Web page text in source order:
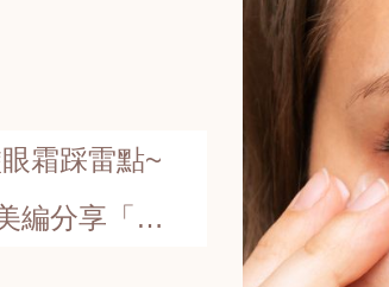
霜踩雷點~
編分享「神